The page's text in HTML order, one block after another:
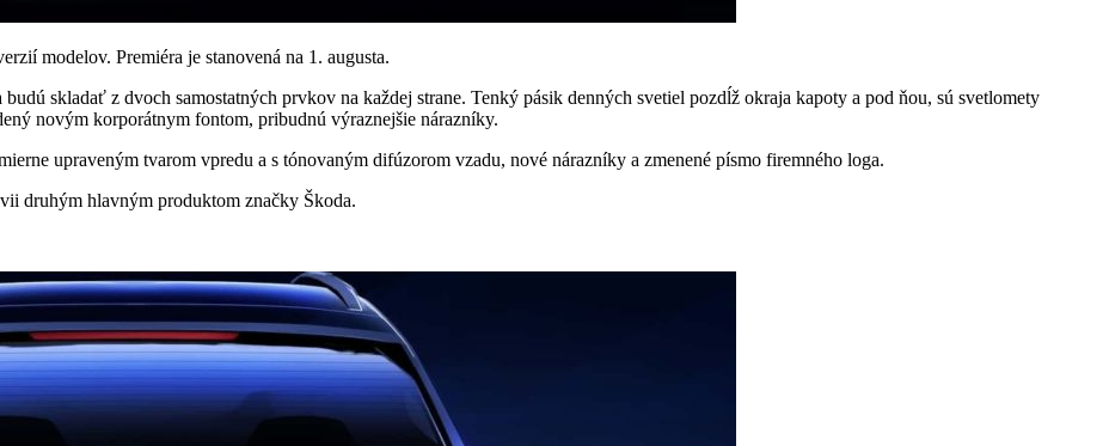
modelov. Premiéra je stanovená na 1. augusta.
skladať z dvoch samostatných prvkov na každej strane. Tenký pásik denných svetiel pozdĺž okraja kapoty a pod ňou, sú svetlomety
novým korporátnym fontom, pribudnú výraznejšie nárazníky.
upraveným tvarom vpredu a s tónovaným difúzorom vzadu, nové nárazníky a zmenené písmo firemného loga.
druhým hlavným produktom značky Škoda.